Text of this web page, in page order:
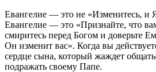
Евангелие — это не «Изменитесь, и
Евангелие — это «Признайте, что
смиритесь перед Богом и доверьте
Он изменит вас». Когда вы
сердце сына, который жаждет
подражать своему Папе.